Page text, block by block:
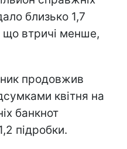
близько 1,7
що втричі менше,
продовжив
квітня на
банкнот
підробки.